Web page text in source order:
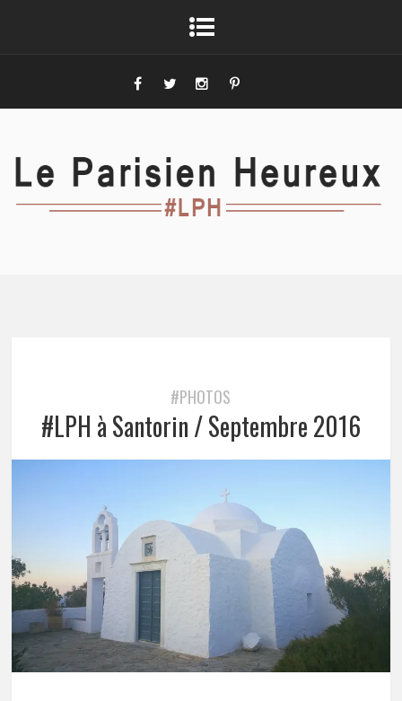
#PHOTOS
#LPH à Santorin / Septembre 2016